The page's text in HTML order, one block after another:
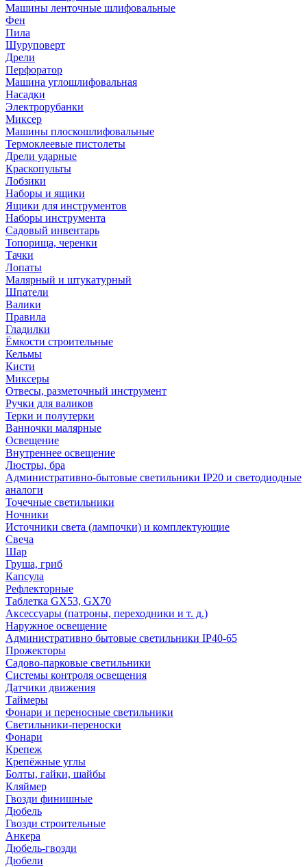
Машины ленточные шлифовальные
Фен
Пила
Шуруповерт
Дрели
Перфоратор
Машина углошлифовальная
Насадки
Электрорубанки
Миксер
Машины плоскошлифовальные
Термоклеевые пистолеты
Дрели ударные
Краскопульты
Лобзики
Наборы и ящики
Ящики для инструментов
Наборы инструмента
Садовый инвентарь
Топорища, черенки
Тачки
Лопаты
Малярный и штукатурный
Шпатели
Валики
Правила
Гладилки
Ёмкости строительные
Кельмы
Кисти
Миксеры
Отвесы, разметочный инструмент
Ручки для валиков
Терки и полутерки
Ванночки малярные
Освещение
Внутреннее освещение
Люстры, бра
Административно-бытовые светильники IP20 и светодиодные
аналоги
Точечные светильники
Ночники
Источники света (лампочки) и комплектующие
Свеча
Шар
Груша, гриб
Капсула
Рефлекторные
Таблетка GX53, GX70
Аксессуары (патроны, переходники и т. д.)
Наружное освещение
Административно бытовые светильники IP40-65
Прожекторы
Садово-парковые светильники
Системы контроля освещения
Датчики движения
Таймеры
Фонари и переносные светильники
Светильники-переноски
Фонари
Крепеж
Крепёжные углы
Болты, гайки, шайбы
Кляймер
Гвозди финишные
Дюбель
Гвозди строительные
Анкера
Дюбель-гвозди
Дюбели